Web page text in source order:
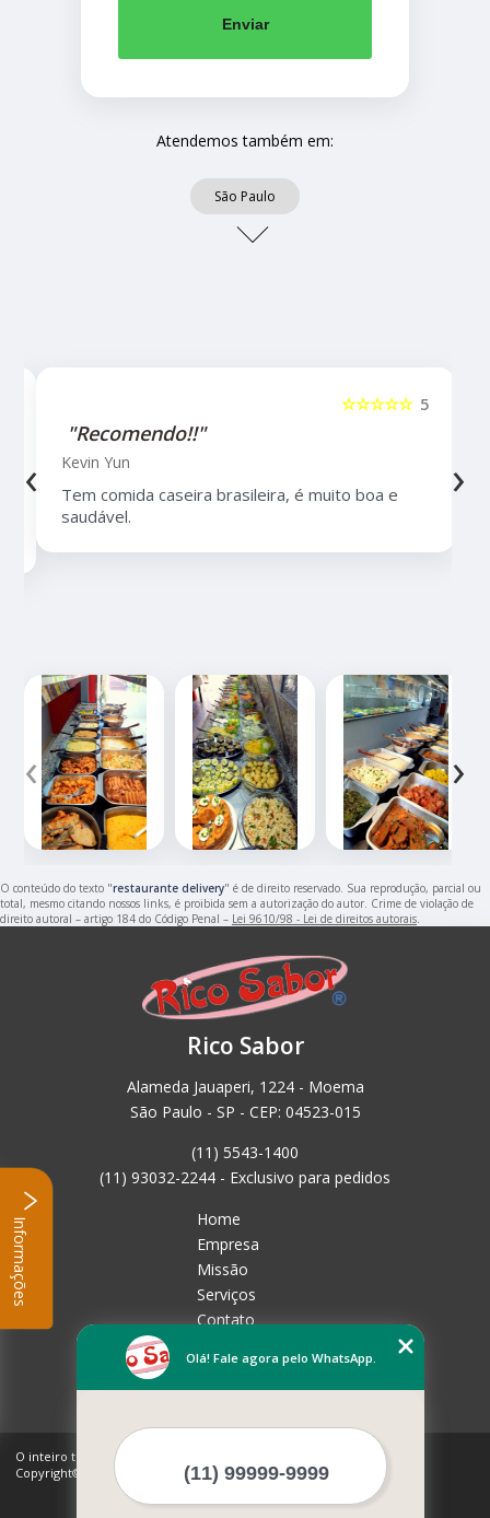
Enviar
Atendemos também em:
São Paulo
5
☆☆☆☆☆
"Recomendo!!"
Kevin Yun
Tem comida caseira brasileira, é muito boa e
saudável.
‹ ›
‹ ›
O conteúdo do texto "restaurante delivery" é de direito reservado. Sua reprodução, parcial ou
total, mesmo citando nossos links, é proibida sem a autorização do autor. Crime de violação de
direito autoral – artigo 184 do Código Penal – Lei 9610/98 - Lei de direitos autorais.
Rico Sabor
Alameda Jauaperi, 1224 - Moema
São Paulo - SP - CEP: 04523-015
(11) 5543-1400
(11) 93032-2244 - Exclusivo para pedidos
Home
Empresa
Missão
Serviços
Contato
Mais Serviços
O inteiro teor deste site está sujeito à proteção de direitos autorais.
Copyright© Rico Sabor (Lei 9610 de 19/02/1998)
Olá! Fale agora pelo WhatsApp.
Informações